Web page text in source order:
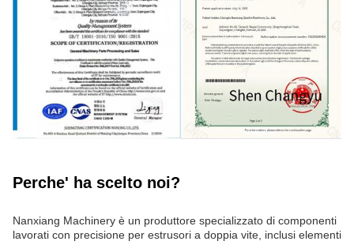
Perche' ha scelto noi?
Nanxiang Machinery è un produttore specializzato di componenti
lavorati con precisione per estrusori a doppia vite, inclusi elementi